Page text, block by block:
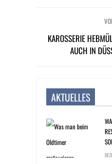
KAROSSERIE
AUCH IN
AKTUELLES